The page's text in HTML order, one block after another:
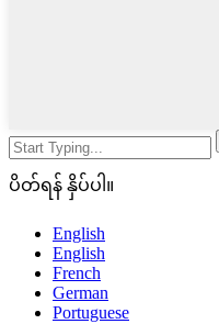
ပိတ်ရန် နှိပ်ပါ။
English
English
French
German
Portuguese